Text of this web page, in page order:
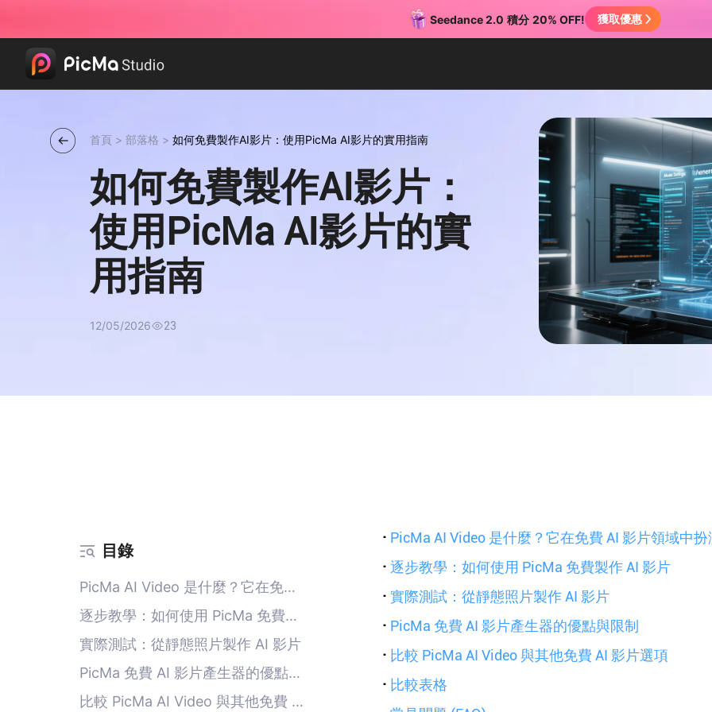
首頁 > 部落格 > 如何免費製作AI影片：使用PicMa AI影片的實用指南
如何免費製作AI影片：
使用PicMa AI影片的實
用指南
12/05/2026 23
目錄
PicMa AI Video 是什麼？它在免費
AI 影片領域中扮演什麼角色？
逐步教學：如何使用 PicMa 免費製
作 AI 影片
實際測試：從靜態照片製作 AI 影片
PicMa 免費 AI 影片產生器的優點與
限制
比較 PicMa AI Video 與其他免費 AI
· PicMa AI Video 是什麼？它在免費 AI 影片領域中扮
·逐步教學：如何使用 PicMa 免費製作 AI 影片
·實際測試：從靜態照片製作 AI 影片
· PicMa 免費 AI 影片產生器的優點與限制
· 比較 PicMa AI Video 與其他免費 AI 影片選項
· 比較表格
Seedance 2.0 積分 20% OFF! 獲取優惠